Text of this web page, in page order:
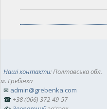
Наші контакти: Полтавська обл.
м. Гребінка
✉ admin@grebenka.com
☎ +38 (066) 372-49-57